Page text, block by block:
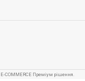
. E-COMMERCE Преміум рішення.